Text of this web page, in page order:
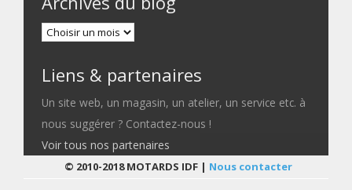
Liens & partenaires
Un site web, un magasin, un atelier, un service etc. à
nous suggérer ? Contactez-nous !
Voir tous nos partenaires
© 2010-2018 MOTARDS IDF | Nous contacter